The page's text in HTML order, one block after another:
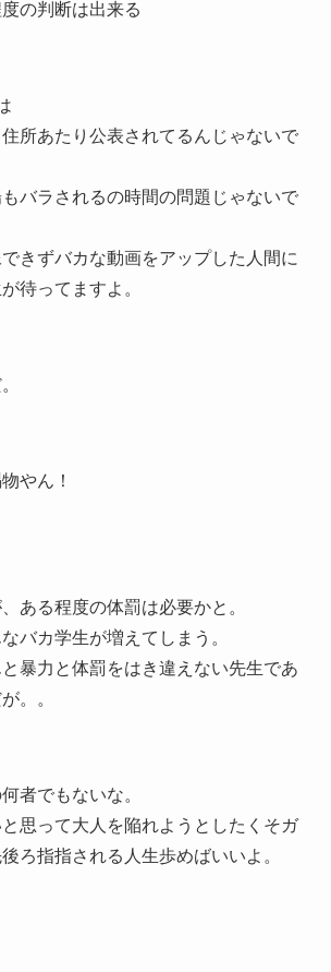
の判断は出来る
所あたり公表されてるんじゃないで
バラされるの時間の問題じゃないで
きずバカな動画をアップした人間に
待ってますよ。
やん！
ある程度の体罰は必要かと。
バカ学生が増えてしまう。
暴力と体罰をはき違えない先生であ
。。
者でもないな。
思って大人を陥れようとしたくそガ
ろ指指される人生歩めばいいよ。